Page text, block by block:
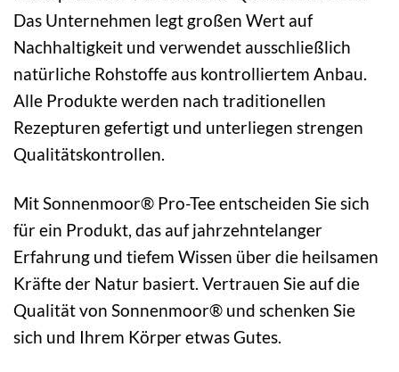
Das Unternehmen legt großen Wert auf
Nachhaltigkeit und verwendet ausschließlich
natürliche Rohstoffe aus kontrolliertem Anbau.
Alle Produkte werden nach traditionellen
Rezepturen gefertigt und unterliegen strengen
Qualitätskontrollen.
Mit Sonnenmoor® Pro-Tee entscheiden Sie sich
für ein Produkt, das auf jahrzehntelanger
Erfahrung und tiefem Wissen über die heilsamen
Kräfte der Natur basiert. Vertrauen Sie auf die
Qualität von Sonnenmoor® und schenken Sie
sich und Ihrem Körper etwas Gutes.